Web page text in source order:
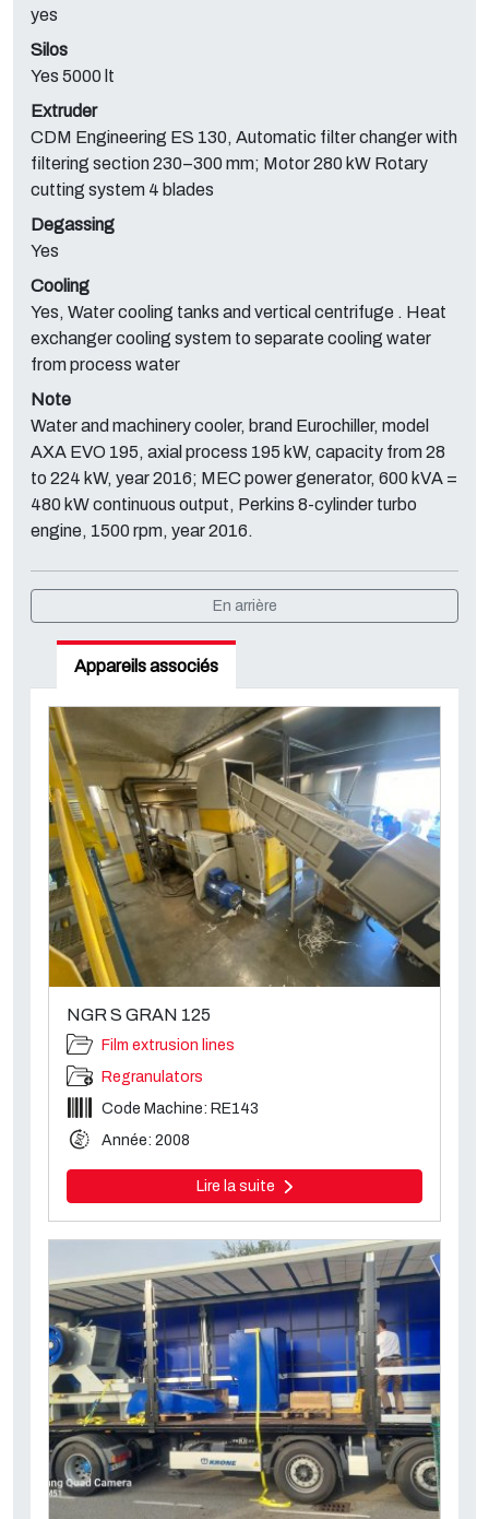
yes
Silos
Yes 5000 lt
Extruder
CDM Engineering ES 130, Automatic filter changer with
filtering section 230–300 mm; Motor 280 kW Rotary
cutting system 4 blades
Degassing
Yes
Cooling
Yes, Water cooling tanks and vertical centrifuge . Heat
exchanger cooling system to separate cooling water
from process water
Note
Water and machinery cooler, brand Eurochiller, model
AXA EVO 195, axial process 195 kW, capacity from 28
to 224 kW, year 2016; MEC power generator, 600 kVA =
480 kW continuous output, Perkins 8-cylinder turbo
engine, 1500 rpm, year 2016.
En arrière
Appareils associés
NGR S GRAN 125
Film extrusion lines
Regranulators
Code Machine: RE143
Année: 2008
Lire la suite